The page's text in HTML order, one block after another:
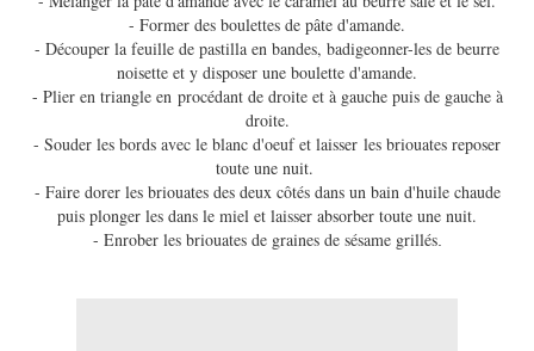
- Former des boulettes de pâte d'amande.
- Découper la feuille de pastilla en bandes, badigeonner-les de beurre
noisette et y disposer une boulette d'amande.
- Plier en triangle en procédant de droite et à gauche puis de gauche à
droite.
- Souder les bords avec le blanc d'oeuf et laisser les briouates reposer
toute une nuit.
- Faire dorer les briouates des deux côtés dans un bain d'huile chaude
puis plonger les dans le miel et laisser absorber toute une nuit.
- Enrober les briouates de graines de sésame grillés.